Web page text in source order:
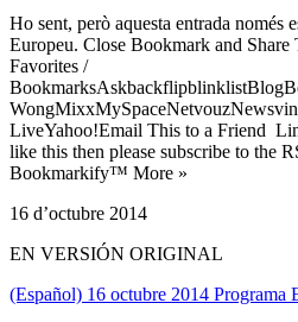
Ho sent, però aquesta entrada només
Europeu. Close Bookmark and Share
Favorites /
LiveYahoo!Email This to a Friend
like this then please subscribe to the
Bookmarkify™ More »
16 d’octubre 2014
EN VERSIÓN ORIGINAL
(Español) 16 octubre 2014 Programa